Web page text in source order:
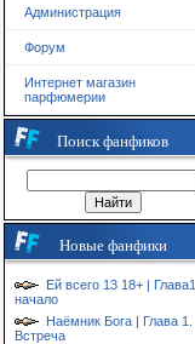
Администрация
Форум
Интернет магазин
парфюмерии
Поиск фанфиков
Новые фанфики
Ей всего 13 18+ | Глава1
начало
Наёмник Бога | Глава 1.
Встреча